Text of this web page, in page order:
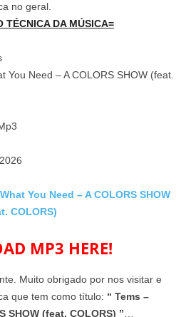
no geral.
TÉCNICA DA MÚSICA=
You Need – A COLORS SHOW (feat.
You Need – A COLORS SHOW
COLORS)
MP3 HERE!
Muito obrigado por nos visitar e
que tem como título: “ Tems –
SHOW (feat. COLORS) ”